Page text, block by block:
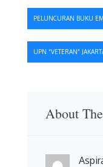
Navigasi
pos
PELUNCURAN BUKU
UPN “VETERAN”
About